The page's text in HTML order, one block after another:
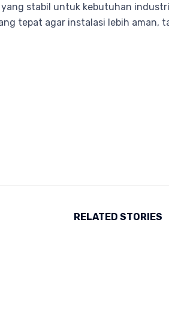
stabil untuk kebutuhan
tepat agar instalasi lebih aman,
RELATED STORIES